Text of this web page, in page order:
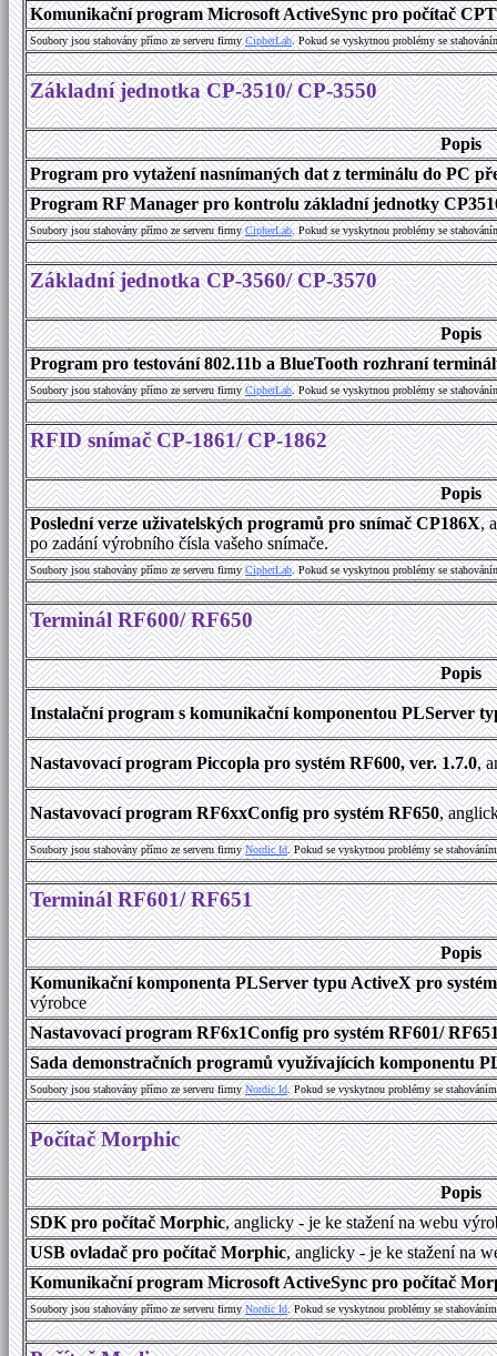
Komunikační program Microsoft ActiveSync pro počítač
Soubory jsou stahovány přímo ze serveru firmyCipherLab. Pokud se vyskytnou problémy se
Základní jednotka CP-3510/ CP-3550
Popis
Program pro vytažení nasnímaných dat z terminálu do PC
Program RF Manager pro kontrolu základní jednotky
Soubory jsou stahovány přímo ze serveru firmyCipherLab. Pokud se vyskytnou problémy se
Základní jednotka CP-3560/ CP-3570
Popis
Program pro testování 802.11b a BlueTooth rozhraní
Soubory jsou stahovány přímo ze serveru firmyCipherLab. Pokud se vyskytnou problémy se
RFID snímač CP-1861/ CP-1862
Popis
Poslední verze uživatelských programů pro snímač CP186X,
po zadání výrobního čísla vašeho snímače.
Soubory jsou stahovány přímo ze serveru firmyCipherLab. Pokud se vyskytnou problémy se
Terminál RF600/ RF650
Popis
Instalační program s komunikační komponentou PLServer
Nastavovací program Piccopla pro systém RF600, ver. 1.7.0,
Nastavovací program RF6xxConfig pro systém RF650,
Soubory jsou stahovány přímo ze serveru firmyNordic Id. Pokud se vyskytnou problémy se
Terminál RF601/ RF651
Popis
Komunikační komponenta PLServer typu ActiveX pro
výrobce
Nastavovací program RF6x1Config pro systém RF601/
Sada demonstračních programů využívajících komponentu
Soubory jsou stahovány přímo ze serveru firmyNordic Id. Pokud se vyskytnou problémy se
Počítač Morphic
Popis
SDK pro počítač Morphic, anglicky - je ke stažení na webu
USB ovladač pro počítač Morphic, anglicky - je ke stažení na
Komunikační program Microsoft ActiveSync pro počítač
Soubory jsou stahovány přímo ze serveru firmyNordic Id. Pokud se vyskytnou problémy se